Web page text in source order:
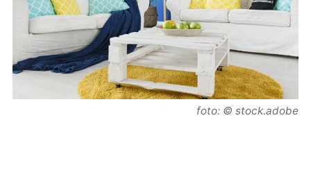
foto: © stock.adobe